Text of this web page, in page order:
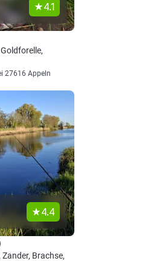
4.1
27616 Appeln
4.4
Brachse,